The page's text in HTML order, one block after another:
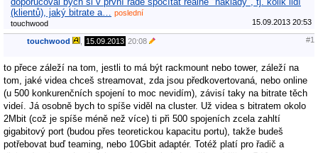
(klientů), jaký bitrate a…
poslední
touchwood
15.09.2013 20:53
touchwood 15.09.2013 20:08 #1
to přece záleží na tom, jestli to má být rackmount nebo tower, záleží na
tom, jaké videa chceš streamovat, zda jsou předkovertovaná, nebo online
(u 500 konkurenčních spojení to moc nevidím), závisí taky na bitrate těch
videí. Já osobně bych to spíše viděl na cluster. Už videa s bitratem okolo
2Mbit (což je spíše méně než více) ti při 500 spojeních zcela zahltí
gigabitový port (budou přes teoretickou kapacitu portu), takže budeš
potřebovat buď teaming, nebo 10Gbit adaptér. Totéž platí pro řadič a